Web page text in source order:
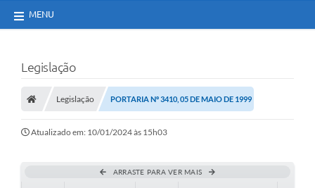
MENU
Legislação
Legislação PORTARIA Nº 3410, 05 DE MAIO DE 1999
Atualizado em: 10/01/2024 às 15h03
ARRASTE PARA VER MAIS